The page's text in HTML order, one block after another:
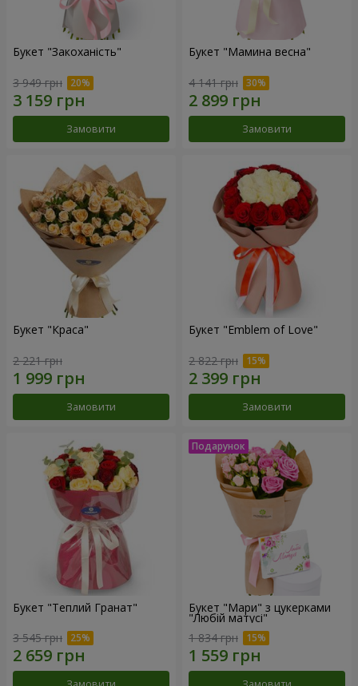
Букет "Закоханість"
3 949 грн
Замовити
Букет "Мамина весна"
4 141 грн
Замовити
Букет "Краса"
2 221 грн
Замовити
Букет "Emblem of Love"
2 822 грн
Замовити
Букет "Теплий Гранат"
3 545 грн
Букет "Мари" з цукерками
"Любій матусі"
1 834 грн